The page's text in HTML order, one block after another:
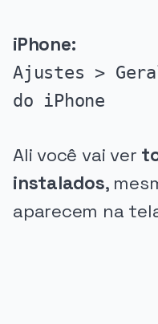
iPhone:
Ajustes >
do iPhone
Ali você vai ver
instalados,
aparecem na